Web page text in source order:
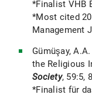
*Finalist VHB
*Most cited
Management
Gümüşay,
the Religious
Society, 59:5,
*Finalist für